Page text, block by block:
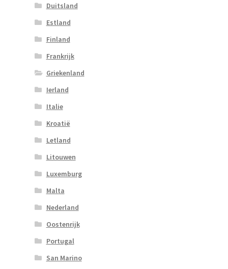
Duitsland
Estland
Finland
Frankrijk
Griekenland
Ierland
Italie
Kroatië
Letland
Litouwen
Luxemburg
Malta
Nederland
Oostenrijk
Portugal
San Marino